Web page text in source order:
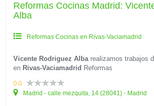
Reformas Cocinas Madrid:
Alba
Reformas Cocinas en Rivas-Vaciamadrid
Vicente Rodriguez Albarealizamos trabajos
en Rivas-Vaciamadrid Reformas
0.0
Madrid - calle mezquita, 14 (28041) - Madrid